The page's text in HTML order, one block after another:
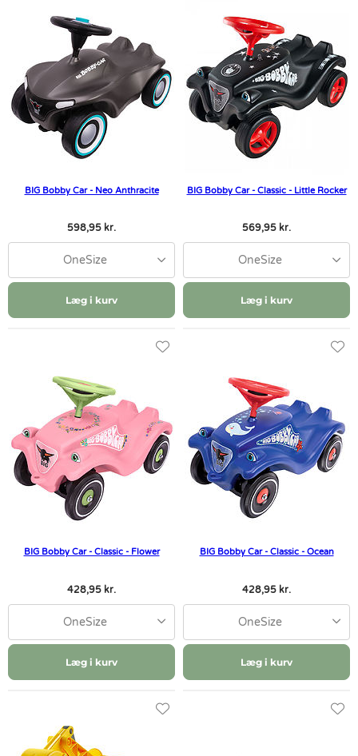
BIG Bobby Car - Neo Anthracite
598,95 kr.
OneSize
Læg i kurv
BIG Bobby Car - Classic - Little Rocker
569,95 kr.
OneSize
Læg i kurv
BIG Bobby Car - Classic - Flower
428,95 kr.
OneSize
Læg i kurv
BIG Bobby Car - Classic - Ocean
428,95 kr.
OneSize
Læg i kurv